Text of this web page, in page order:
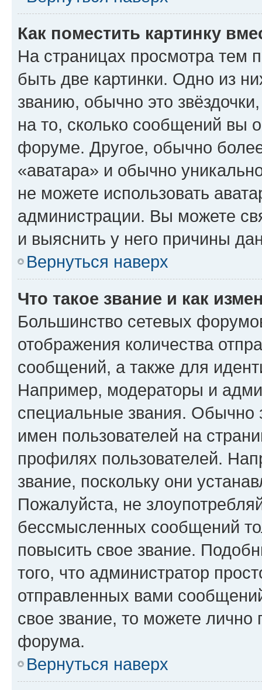
Как поместить картинку
На страницах просмотра тем
быть две картинки. Одно из
званию, обычно это
на то, сколько сообщений вы
форуме. Другое, обычно
«аватара» и обычно
не можете использовать
администрации. Вы можете
и выяснить у него причины
Вернуться наверх
Что такое звание и как
Большинство сетевых
отображения количества
сообщений, а также для
Например, модераторы и
специальные звания. Обычно
имен пользователей на
профилях пользователей.
звание, поскольку они
Пожалуйста, не
бессмысленных сообщений
повысить свое звание.
того, что администратор
отправленных вами
свое звание, то можете лично
форума.
Вернуться наверх